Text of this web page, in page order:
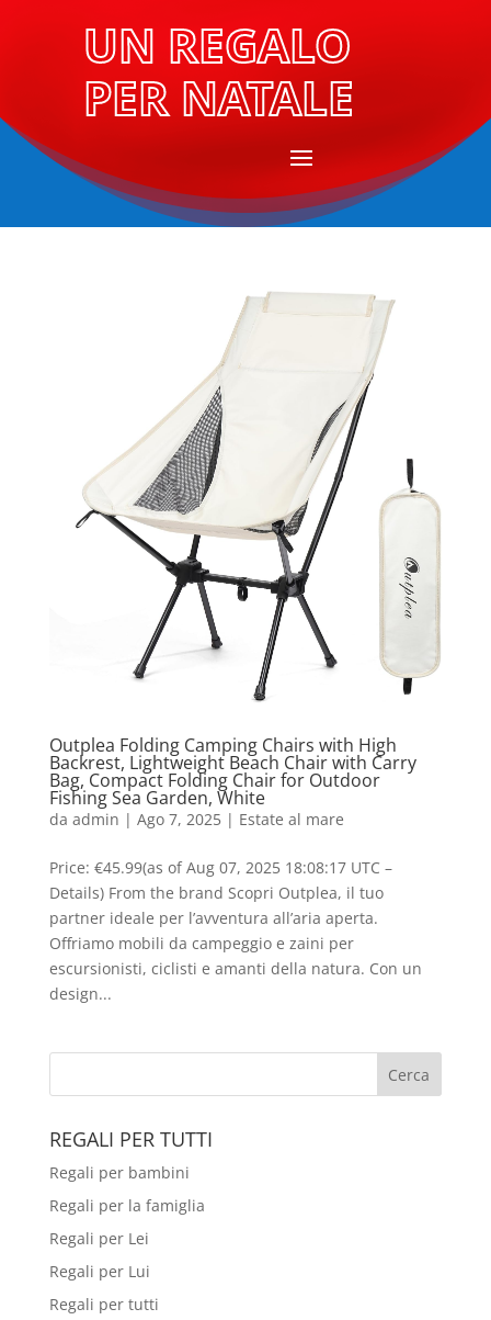
UN REGALO
PER NATALE
Outplea Folding Camping Chairs with High
Backrest, Lightweight Beach Chair with Carry
Bag, Compact Folding Chair for Outdoor
Fishing Sea Garden, White
da admin | Ago 7, 2025| Estate al mare
Price: €45.99(as of Aug 07, 2025 18:08:17 UTC –
Details) From the brand Scopri Outplea, il tuo
partner ideale per l’avventura all’aria aperta.
Offriamo mobili da campeggio e zaini per
escursionisti, ciclisti e amanti della natura. Con un
design...
REGALI PER TUTTI
Regali per bambini
Regali per la famiglia
Regali per Lei
Regali per Lui
Regali per tutti